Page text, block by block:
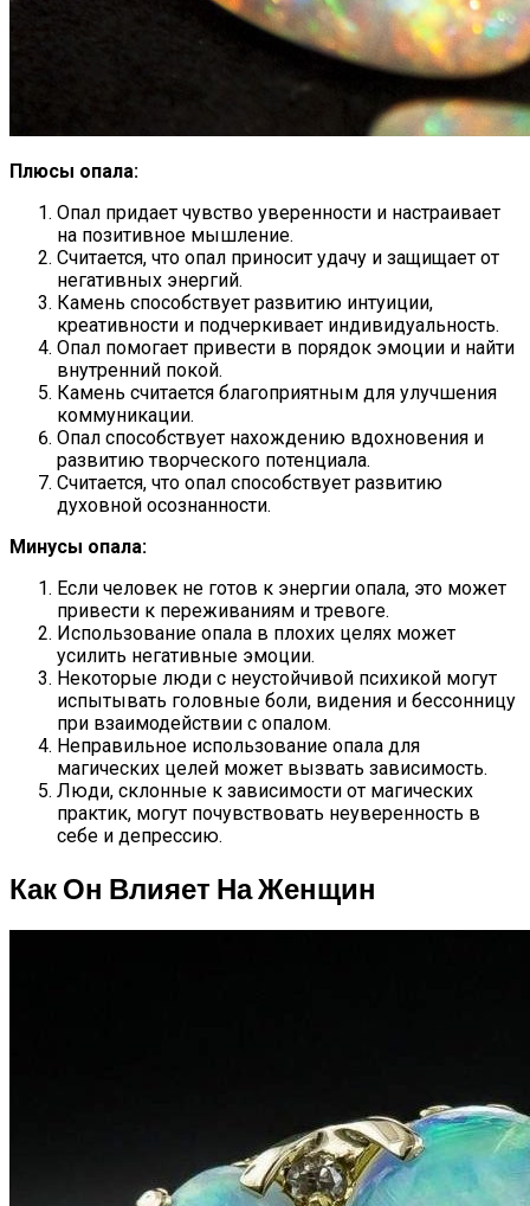
Плюсы опала:
Опал придает чувство уверенности и настраивает
на позитивное мышление.
Считается, что опал приносит удачу и защищает от
негативных энергий.
Камень способствует развитию интуиции,
креативности и подчеркивает индивидуальность.
Опал помогает привести в порядок эмоции и найти
внутренний покой.
Камень считается благоприятным для улучшения
коммуникации.
Опал способствует нахождению вдохновения и
развитию творческого потенциала.
Считается, что опал способствует развитию
духовной осознанности.
Минусы опала:
Если человек не готов к энергии опала, это может
привести к переживаниям и тревоге.
Использование опала в плохих целях может
усилить негативные эмоции.
Некоторые люди с неустойчивой психикой могут
испытывать головные боли, видения и бессонницу
при взаимодействии с опалом.
Неправильное использование опала для
магических целей может вызвать зависимость.
Люди, склонные к зависимости от магических
практик, могут почувствовать неуверенность в
себе и депрессию.
Как Он Влияет На Женщин